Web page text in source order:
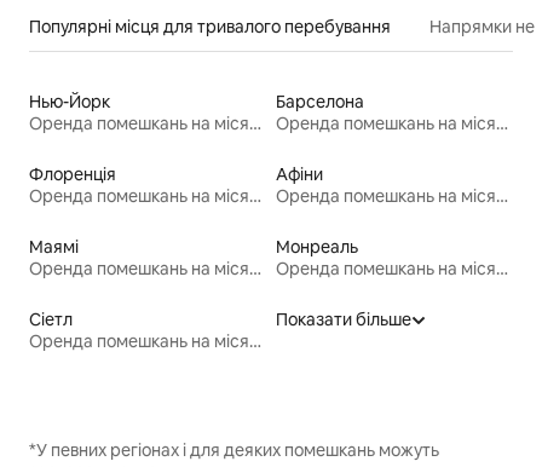
Популярні місця для тривалого перебування Напрямки
Нью-Йорк
Оренда помешкань на місяць
Барселона
Оренда помешкань на місяць
Флоренція
Оренда помешкань на місяць
Афіни
Оренда помешкань на місяць
Маямі
Оренда помешкань на місяць
Монреаль
Оренда помешкань на місяць
Сіетл
Оренда помешкань на місяць
Показати більше
*У певних регіонах і для деяких помешкань можуть